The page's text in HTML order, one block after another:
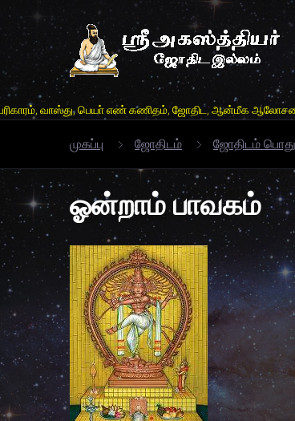
பெயா் எண் கணிதம், ஜோதிட, ஆன்மீக ஆலோசனைகள்,
முகப்பு ஜோதிடம் ஜோதிடம் பொது
ஓன்றாம் பாவகம்